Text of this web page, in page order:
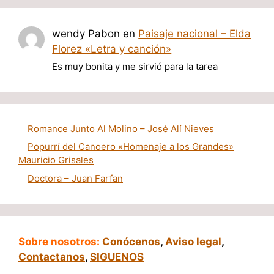
wendy Pabon en Paisaje nacional – Elda
Florez «Letra y canción»
Es muy bonita y me sirvió para la tarea
Romance Junto Al Molino – José Alí Nieves
Popurrí del Canoero «Homenaje a los Grandes»
Mauricio Grisales
Doctora – Juan Farfan
Sobre nosotros: Conócenos, Aviso legal,
Contactanos, SIGUENOS